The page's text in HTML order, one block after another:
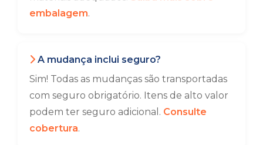
embalagem.
A mudança inclui seguro?
Sim! Todas as mudanças são transportadas
com seguro obrigatório. Itens de alto valor
podem ter seguro adicional. Consulte
cobertura.